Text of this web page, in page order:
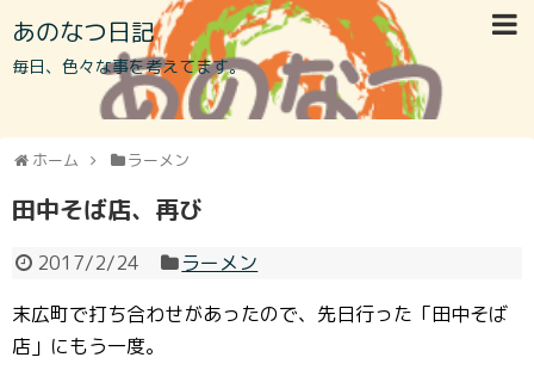
あのなつ日記
毎日、色々な事を考えてます。
ホーム ラーメン
田中そば店、再び
2017/2/24
ラーメン
末広町で打ち合わせがあったので、先日行った「田中そば
店」にもう一度。